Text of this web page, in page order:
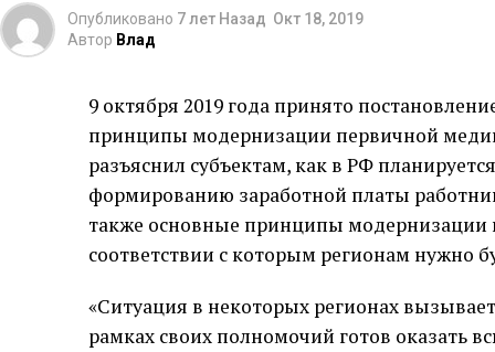
Опубликовано 7 лет Назад Окт 18, 2019
Автор Влад
9 октября 2019 года принято
принципы модернизации первичной
разъяснил субъектам, как в РФ
формированию заработной платы
также основные принципы модернизации
соответствии с которым регионам нужно
«Ситуация в некоторых регионах
рамках своих полномочий готов оказать